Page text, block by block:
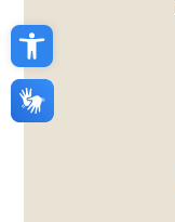
Open toolbar